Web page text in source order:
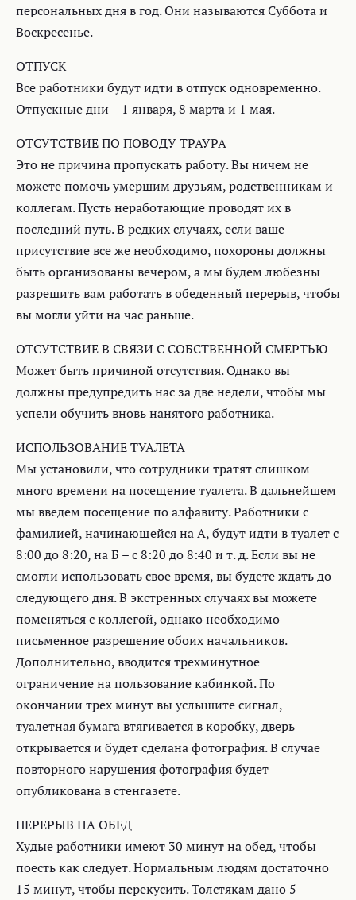
персональных дня в год. Они называются Суббота и
Воскресенье.
ОТПУСК
Все работники будут идти в отпуск одновременно.
Отпускные дни – 1 января, 8 марта и 1 мая.
ОТСУТСТВИЕ ПО ПОВОДУ ТРАУРА
Это не причина пропускать работу. Вы ничем не
можете помочь умершим друзьям, родственникам и
коллегам. Пусть неработающие проводят их в
последний путь. В редких случаях, если ваше
присутствие все же необходимо, похороны должны
быть организованы вечером, а мы будем любезны
разрешить вам работать в обеденный перерыв, чтобы
вы могли уйти на час раньше.
ОТСУТСТВИЕ В СВЯЗИ С СОБСТВЕННОЙ СМЕРТЬЮ
Может быть причиной отсутствия. Однако вы
должны предупредить нас за две недели, чтобы мы
успели обучить вновь нанятого работника.
ИСПОЛЬЗОВАНИЕ ТУАЛЕТА
Мы установили, что сотрудники тратят слишком
много времени на посещение туалета. В дальнейшем
мы введем посещение по алфавиту. Работники с
фамилией, начинающейся на А, будут идти в туалет с
8:00 до 8:20, на Б – с 8:20 до 8:40 и т. д. Если вы не
смогли использовать свое время, вы будете ждать до
следующего дня. В экстренных случаях вы можете
поменяться с коллегой, однако необходимо
письменное разрешение обоих начальников.
Дополнительно, вводится трехминутное
ограничение на пользование кабинкой. По
окончании трех минут вы услышите сигнал,
туалетная бумага втягивается в коробку, дверь
открывается и будет сделана фотография. В случае
повторного нарушения фотография будет
опубликована в стенгазете.
ПЕРЕРЫВ НА ОБЕД
Худые работники имеют 30 минут на обед, чтобы
поесть как следует. Нормальным людям достаточно
15 минут, чтобы перекусить. Толстякам дано 5